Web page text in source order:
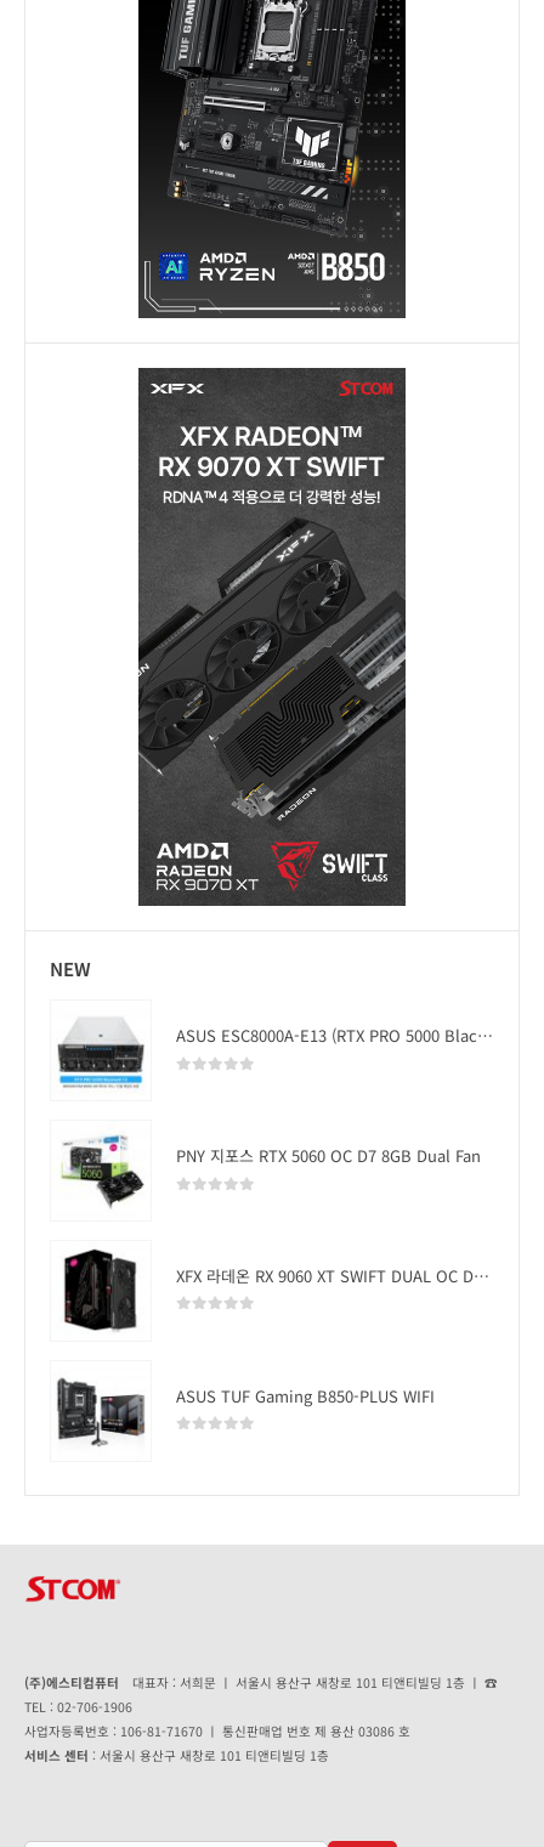
NEW
ASUS ESC8000A-E13 (RTX PRO 5000 Blackwell x2)
PNY 지포스 RTX 5060 OC D7 8GB Dual Fan
XFX 라데온 RX 9060 XT SWIFT DUAL OC D6 16GB
ASUS TUF Gaming B850-PLUS WIFI
(주)에스티컴퓨터 대표자 : 서희문 ㅣ 서울시 용산구 새창로 101 티앤티빌딩 1층 ㅣ ☎
TEL : 02-706-1906
사업자등록번호 : 106-81-71670 ㅣ 통신판매업 번호 제 용산 03086 호
서비스 센터 : 서울시 용산구 새창로 101 티앤티빌딩 1층